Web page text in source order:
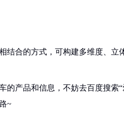
结合的方式，可构建多维度、
的产品和信息，不妨去百度搜索
~